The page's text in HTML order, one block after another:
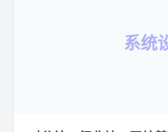
系统